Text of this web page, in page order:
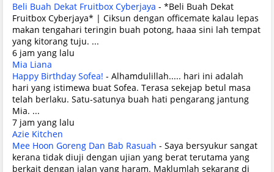
Beli Buah Dekat Fruitbox Cyberjaya - *Beli Buah Dekat
Fruitbox Cyberjaya* | Ciksun dengan officemate kalau lepas
makan tengahari teringin buah potong, haaa sini lah tempat
yang kitorang tuju. ...
6 jam yang lalu
Mia Liana
Happy Birthday Sofea! - Alhamdulillah..... hari ini adalah
hari yang istimewa buat Sofea. Terasa sekejap betul masa
telah berlaku. Satu-satunya buah hati pengarang jantung
Mia. ...
7 jam yang lalu
Azie Kitchen
Mee Hoon Goreng Dan Bab Rasuah - Saya bersyukur sangat
kerana tidak diuji dengan ujian yang berat terutama yang
berkait dengan jalan yang haram. Maklumlah sekarang di